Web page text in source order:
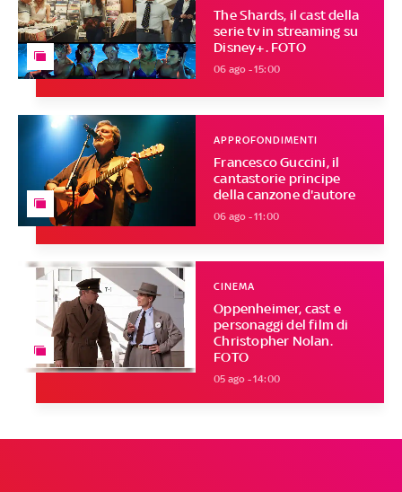
The Shards, il cast della
serie tv in streaming su
Disney+. FOTO
06 ago - 15:00
Francesco Guccini, il
cantastorie principe
della canzone d'autore
APPROFONDIMENTI
06 ago - 11:00
Oppenheimer, cast e
personaggi del film di
Christopher Nolan.
FOTO
CINEMA
05 ago - 14:00